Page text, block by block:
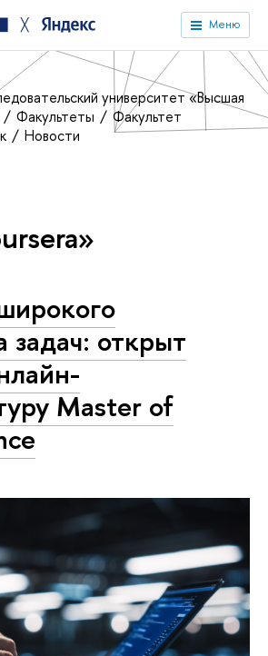
╳ Меню
университет «Высшая
Факультеты
Факультет
Новости
задач: открыт
Master of